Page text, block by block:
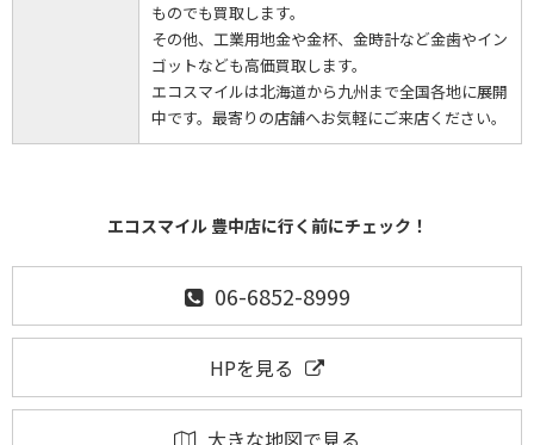
ものでも買取します。
その他、工業用地金や金杯、金時計など金歯やイン
ゴットなども高価買取します。
エコスマイルは北海道から九州まで全国各地に展開
中です。最寄りの店舗へお気軽にご来店ください。
エコスマイル 豊中店に行く前にチェック！
06-6852-8999
HPを見る